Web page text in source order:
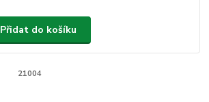
Přidat do košíku
21004